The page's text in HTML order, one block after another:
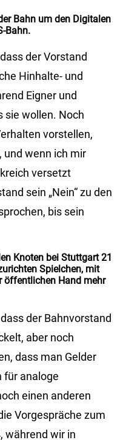
Bahn um den Digitalen
Bahn.
der Vorstand
Hinhalte- und
Eigner und
sie wollen. Noch
vorstellen,
und wenn ich mir
versetzt
sein „Nein“ zu den
bis sein
Knoten bei Stuttgart 21
Spielchen, mit
öffentlichen Hand mehr
der Bahnvorstand
aber noch
dass man Gelder
für analoge
einen anderen
Vorgespräche zum
während wir in